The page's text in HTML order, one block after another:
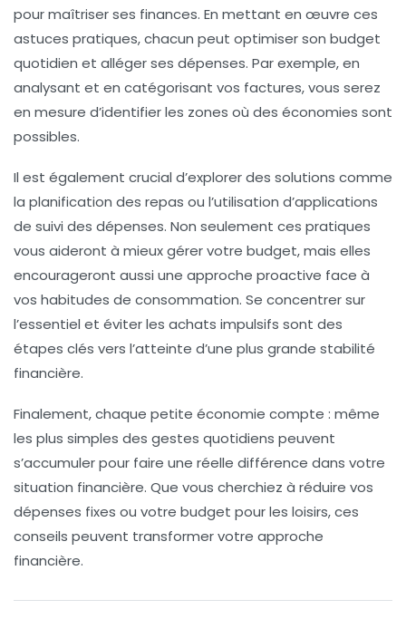
pour maîtriser ses finances. En mettant en œuvre ces
astuces pratiques, chacun peut optimiser son budget
quotidien et alléger ses dépenses. Par exemple, en
analysant et en catégorisant vos factures, vous serez
en mesure d’identifier les zones où des économies sont
possibles.
Il est également crucial d’explorer des solutions comme
la planification des repas ou l’utilisation d’applications
de suivi des dépenses. Non seulement ces pratiques
vous aideront à mieux gérer votre budget, mais elles
encourageront aussi une approche proactive face à
vos habitudes de consommation. Se concentrer sur
l’essentiel et éviter les achats impulsifs sont des
étapes clés vers l’atteinte d’une plus grande stabilité
financière.
Finalement, chaque petite économie compte : même
les plus simples des gestes quotidiens peuvent
s’accumuler pour faire une réelle différence dans votre
situation financière. Que vous cherchiez à réduire vos
dépenses fixes ou votre budget pour les loisirs, ces
conseils peuvent transformer votre approche
financière.